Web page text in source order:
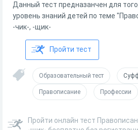
Данный тест предназанчен для
уровень знаний детей по теме
-чик-, -щик-
Пройти тест
Образовательный тест
Правописание Профессии
Пройти онлайн тест